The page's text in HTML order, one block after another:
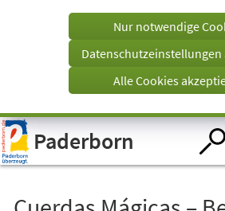
Visuelle
Assistenzsoftware
öffnen.
einem
Tab)
Nur notwendige
Datenschutzeinstellungen
Alle Cookies
Paderborn